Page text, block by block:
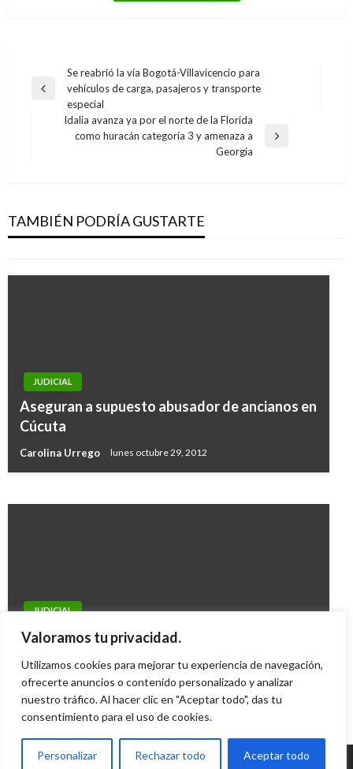
Valoramos tu privacidad.
Utilizamos cookies para mejorar tu experiencia de navegación,
ofrecerte anuncios o contenido personalizado y analizar
nuestro tráfico. Al hacer clic en "Aceptar todo", das tu
consentimiento para el uso de cookies.
Personalizar Rechazar todo Aceptar todo
Navegación
de
entradas
Entrada
Se reabrió la vía Bogotá-Villavicencio para
vehículos de carga, pasajeros y transporte
especial
Entrada
Idalia avanza ya por el norte de la Florida
como huracán categoría 3 y amenaza a
Georgia
TAMBIÉN PODRÍA GUSTARTE
exdirigente camionero Pedro Aguilar
Ariel Cabrera jueves marzo 21, 2019
JUDICIAL
Aseguran a supuesto abusador de ancianos en
Cúcuta
Carolina Urrego lunes octubre 29, 2012
JUDICIAL
Cartagena: dos capturados por hurto de reloj
avaluado en 45 millones de pesos en
JUDICIAL
Condenado a 37 años de prisión alias
Margarita Bedoya martes octubre 1, 2013